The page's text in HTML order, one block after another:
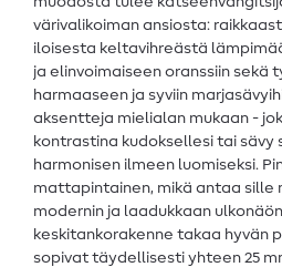
värivalikoiman ansiosta:
iloisesta keltavihreästä
ja elinvoimaiseen oranssiin sekä
harmaaseen ja syviin
aksentteja mielialan mukaan -
kontrastina kudoksellesi tai sävy
harmonisen ilmeen luomiseksi.
mattapintainen, mikä antaa sille
modernin ja laadukkaan
keskitankorakenne takaa hyvän
sopivat täydellisesti yhteen 25